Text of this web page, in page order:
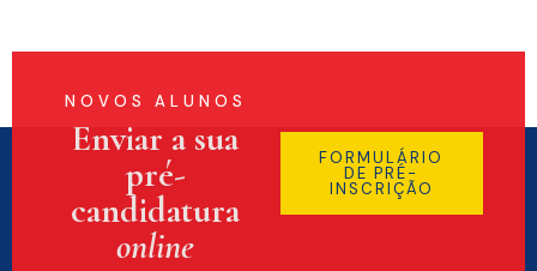
NOVOS ALUNOS
Enviar a sua
pré-
candidatura
online
FORMULÁRIO
DE PRÉ-
INSCRIÇÃO